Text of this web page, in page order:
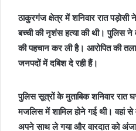
ठाकुरगंज क्षेत्र में शनिवार रात
बच्ची की नृशंस हत्या की थी। पुलिस ने
की पहचान कर ली है। आरोपित की
जनपदों में दबिश दे रही हैं।
पुलिस सूत्रों के मुताबिक शनिवार रात
मजलिस में शामिल होने गई थी। वहां
अपने साथ ले गया और वारदात को